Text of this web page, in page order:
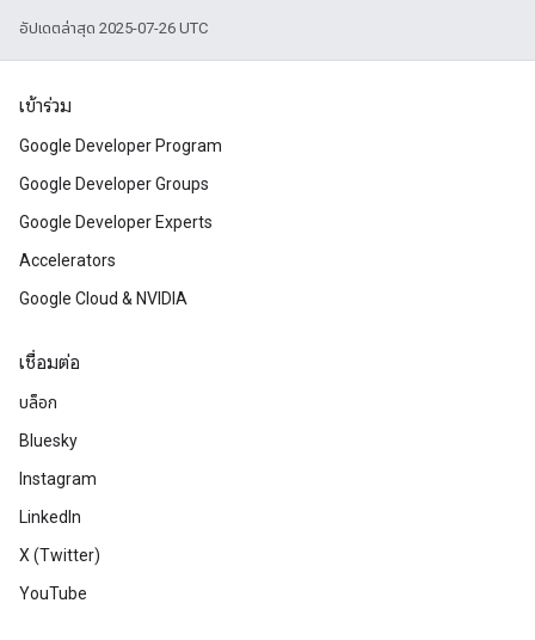
อัปเดตล่าสุด 2025-07-26 UTC
เข้าร่วม
Google Developer Program
Google Developer Groups
Google Developer Experts
Accelerators
Google Cloud & NVIDIA
เชื่อมต่อ
บล็อก
Bluesky
Instagram
LinkedIn
X (Twitter)
YouTube